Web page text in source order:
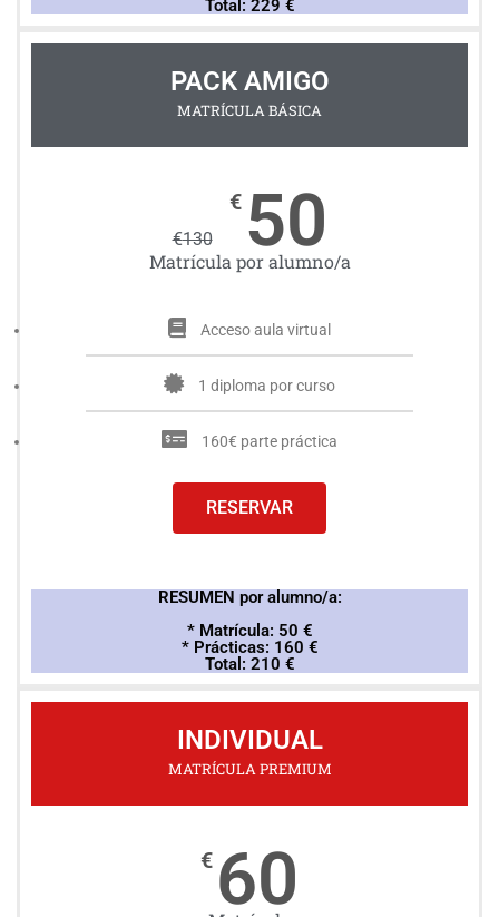
Total: 229 €
PACK AMIGO
MATRÍCULA BÁSICA
€130
€ 50
Matrícula por alumno/a
Acceso aula virtual
1 diploma por curso
160€ parte práctica
RESERVAR
RESUMEN por alumno/a:
* Matrícula: 50 €
* Prácticas: 160 €
Total: 210 €
INDIVIDUAL
MATRÍCULA PREMIUM
€ 60